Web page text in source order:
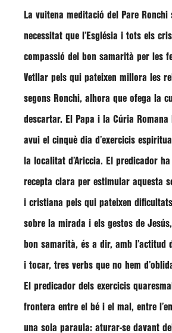
La vuitena meditació del Pare Ronchi
necessitat que l’Església i tots els
compassió del bon samarità per les
Vetllar pels qui pateixen millora les
segons Ronchi, alhora que ofega la
descartar. El Papa i la Cúria Romana
avui el cinquè dia d’exercicis
la localitat d’Ariccia. El predicador
recepta clara per estimular aquesta
i cristiana pels qui pateixen
sobre la mirada i els gestos de
bon samarità, és a dir, amb l’actitud
i tocar, tres verbs que no hem
El predicador dels exercicis
frontera entre el bé i el mal, entre
una sola paraula: aturar-se davant